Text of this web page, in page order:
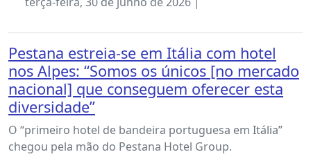
Pestana estreia-se em Itália com hotel
nos Alpes: “Somos os únicos [no mercado
nacional] que conseguem oferecer esta
diversidade”
O “primeiro hotel de bandeira portuguesa em Itália”
chegou pela mão do Pestana Hotel Group.